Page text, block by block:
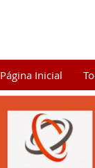
Página Inicial